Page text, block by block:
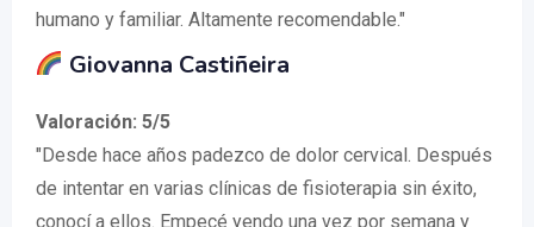
humano y familiar. Altamente recomendable."
Giovanna Castiñeira
Valoración: 5/5
"Desde hace años padezco de dolor cervical. Después
de intentar en varias clínicas de fisioterapia sin éxito,
conocí a ellos. Empecé yendo una vez por semana y